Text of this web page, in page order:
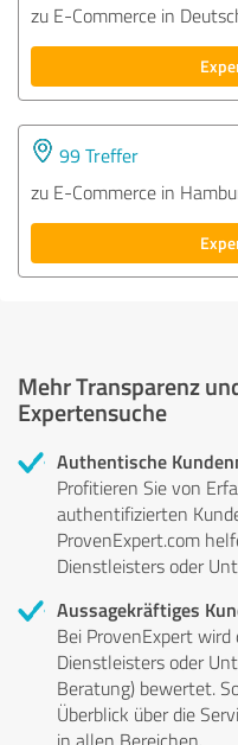
zu E-Commerce in
99 Treffer
zu E-Commerce in
Mehr Transparenz
Expertensuche
Authentische
Profitieren Sie von
authentifizierten
ProvenExpert.com
Dienstleisters oder
Aussagekräftiges
Bei ProvenExpert
Dienstleisters oder
Beratung) bewertet.
Überblick über die